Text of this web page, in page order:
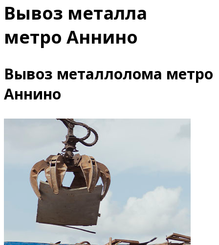
Вывоз металла
метро Аннино
Вывоз металлолома метро
Аннино